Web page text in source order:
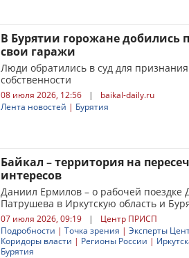
В Бурятии горожане добились
свои гаражи
Люди обратились в суд для
собственности
08 июля 2026, 12:56 |
baikal-daily.ru
Лента новостей | Бурятия
Байкал – территория на
интересов
Даниил Ермилов – о рабочей поездке
Патрушева в Иркутскую область и
07 июля 2026, 09:19 |
Центр ПРИСП
Подробности | Точка зрения | Эксперты
Коридоры власти | Регионы России |
Бурятия